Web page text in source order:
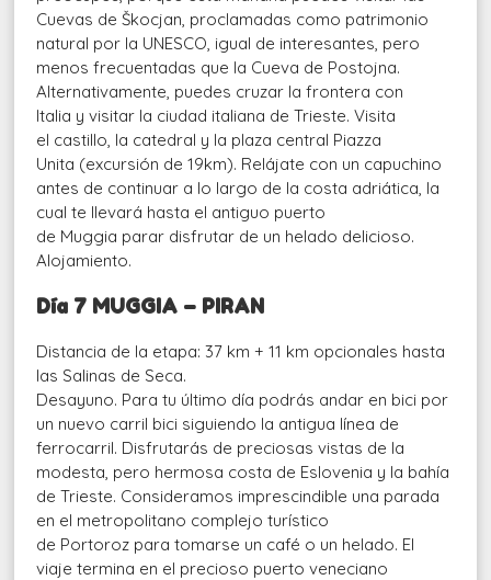
Cuevas de Škocjan, proclamadas como patrimonio
natural por la UNESCO, igual de interesantes, pero
menos frecuentadas que la Cueva de Postojna.
Alternativamente, puedes cruzar la frontera con
Italia y visitar la ciudad italiana de Trieste. Visita
el castillo, la catedral y la plaza central Piazza
Unita (excursión de 19km). Relájate con un capuchino
antes de continuar a lo largo de la costa adriática, la
cual te llevará hasta el antiguo puerto
de Muggia parar disfrutar de un helado delicioso.
Alojamiento.
Día 7 MUGGIA – PIRAN
Distancia de la etapa: 37 km + 11 km opcionales hasta
las Salinas de Seca.
Desayuno. Para tu último día podrás andar en bici por
un nuevo carril bici siguiendo la antigua línea de
ferrocarril. Disfrutarás de preciosas vistas de la
modesta, pero hermosa costa de Eslovenia y la bahía
de Trieste. Consideramos imprescindible una parada
en el metropolitano complejo turístico
de Portoroz para tomarse un café o un helado. El
viaje termina en el precioso puerto veneciano